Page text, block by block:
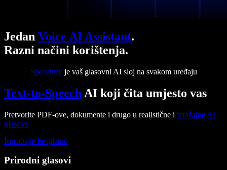
Jedan Voice AI Assistant.
Razni načini korištenja.
Speechifyje vaš glasovni AI sloj na svakom uređaju
Text-to-Speech AI koji čita umjesto vas
Pretvorite PDF-ove, dokumente i drugo u realistične i izražajne AI
glasove
Isprobajte besplatno
Prirodni glasovi